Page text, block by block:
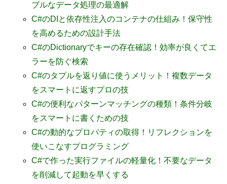
ブルなデータ処理の最適解
C#のDIと依存性注入のコンテナの仕組み！保守性
を高めるための設計手法
C#のDictionaryでキーの存在確認！効率が良くてエ
ラーを防ぐ検索
C#のタプルを返り値に使うメリット！複数データ
をスマートに返すプロの技
C#の便利なパターンマッチングの種類！条件分岐
をスマートに書くための技
C#の動的なプロパティの取得！リフレクションを
使いこなすプログラミング
C#で作った実行ファイルの軽量化！不要なデータ
を削減して起動を早くする